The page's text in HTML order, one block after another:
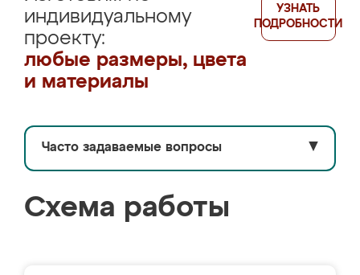
индивидуальному
проекту:
любые размеры, цвета
и материалы
УЗНАТЬ
ПОДРОБНОСТИ
Часто задаваемые вопросы ▼
Схема работы